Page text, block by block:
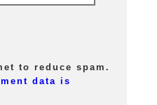
to reduce spam.
data is